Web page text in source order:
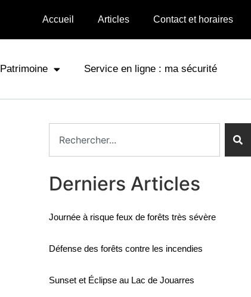
Accueil Articles Contact et horaires
Patrimoine Service en ligne : ma sécurité
Derniers Articles
Journée à risque feux de forêts très sévère
Défense des forêts contre les incendies
Sunset et Éclipse au Lac de Jouarres